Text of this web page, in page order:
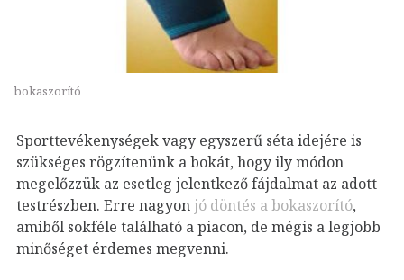
bokaszorító
Sporttevékenységek vagy egyszerű séta idejére is
szükséges rögzítenünk a bokát, hogy ily módon
megelőzzük az esetleg jelentkező fájdalmat az adott
testrészben. Erre nagyonjó döntés a bokaszorító,
amiből sokféle található a piacon, de mégis a legjobb
minőséget érdemes megvenni.